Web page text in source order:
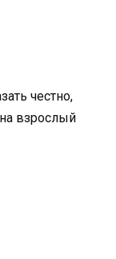
честно,
взрослый